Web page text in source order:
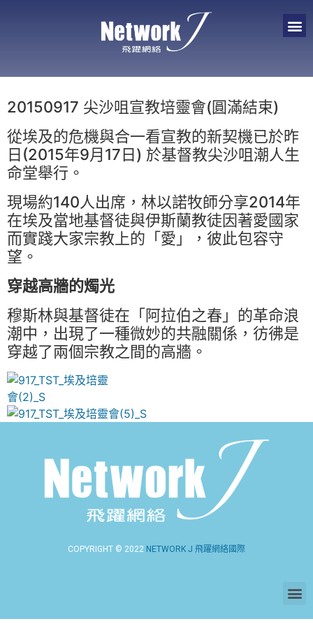
20150917 尖沙咀宣教培靈會(圓滿結束)
從埃及的危機與合一看宣教的新契機已於昨
日(2015年9月17日) 於基督教尖沙咀潮人生
命堂舉行。
現場約140人出席，林以諾牧師分享2014年
在埃及當地基督徒與伊斯蘭教徒因著愛國家
而實踐大家宗教上的「愛」，彼此包容守
望。
穿越高牆的燭光
穆斯林與基督徒在「阿拉伯之春」的革命浪
潮中， 出現了一種微妙的共融關係，彷彿是
穿越了兩個宗教之間的高牆。
COPYRIGHT © 2022 NETWORK J 飛躍網絡國際